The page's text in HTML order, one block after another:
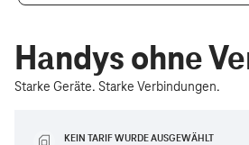
Handys ohne
Starke Geräte. Starke Verbindungen.
KEIN TARIF WURDE AUSGEWÄHLT